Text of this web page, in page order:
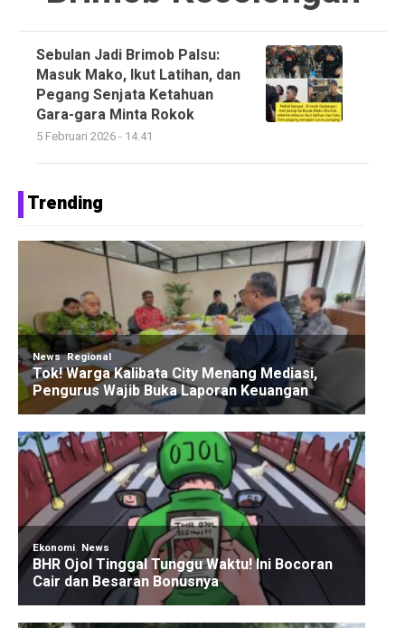
Sebulan Jadi Brimob Palsu:
Masuk Mako, Ikut Latihan, dan
Pegang Senjata Ketahuan
Gara-gara Minta Rokok
5 Februari 2026 - 14:41
Trending